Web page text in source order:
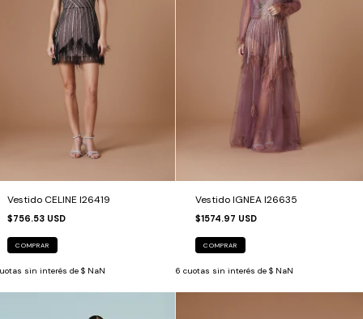
Vestido CELINE I26419
$756.53 USD
COMPRAR
sin interés de $ NaN
Vestido IGNEA I26635
$1574.97 USD
COMPRAR
6 cuotas sin interés de $ NaN